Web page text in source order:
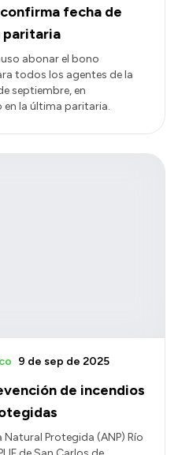
fecha de
paritaria
abonar el bono
todos los agentes de la
septiembre, en
la última paritaria.
de incendios
9 de sep de 2025
Protegida (ANP) Río